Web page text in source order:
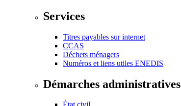
Services
Titres payables sur internet
CCAS
Déchets ménagers
Numéros et liens utiles ENEDIS
Démarches administratives